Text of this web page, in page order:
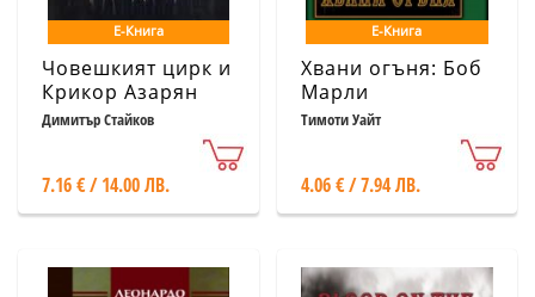
Е-Книга
Човешкият цирк и
Крикор Азарян
Димитър Стайков
7.16 € / 14.00 ЛВ.
Е-Книга
Хвани огъня: Боб
Марли
Тимоти Уайт
4.06 € / 7.94 ЛВ.